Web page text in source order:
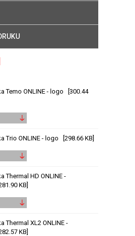
Temo ONLINE - logo [300.44
Trio ONLINE - logo [298.66 KB]
Thermal HD ONLINE -
KB]
Thermal XL2 ONLINE -
KB]